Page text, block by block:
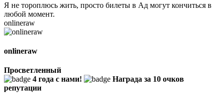
Я не тороплюсь жить, просто билеты в Ад могут кончиться в
любой момент.
onlineraw
onlineraw
Просветленный
4 года с нами!
Награда за 10 очков
репутации